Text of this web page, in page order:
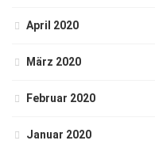
April 2020
März 2020
Februar 2020
Januar 2020